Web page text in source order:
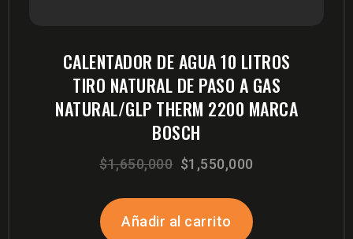
CALENTADOR DE AGUA 10 LITROS
TIRO NATURAL DE PASO A GAS
NATURAL/GLP THERM 2200 MARCA
BOSCH
$1,650,000 El
original
$1,550,000
actual
Añadir al carrito